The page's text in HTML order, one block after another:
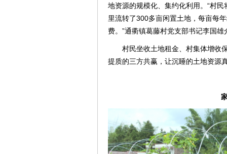
地资源的规模化、集约化利用。“村
里流转了300多亩闲置土地，每亩每
费。”通衢镇葛藤村党支部书记李国雄
村民坐收土地租金、村集体增收
提质的三方共赢，让沉睡的土地资源